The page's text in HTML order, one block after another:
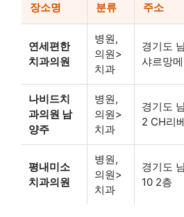
장소명 분류 주소
연세편한
치과의원
병원,
의원>
치과
경기도
샤르망
나비드치
과의원 남
양주
병원,
의원>
치과
경기도
2 CH리
평내미소
치과의원
병원,
의원>
치과
경기도
10 2층